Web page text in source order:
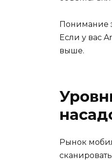
Понимание
Если у вас
выше.
Рынок